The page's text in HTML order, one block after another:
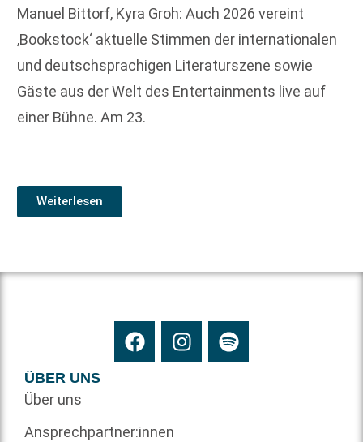
Manuel Bittorf, Kyra Groh: Auch 2026 vereint
‚Bookstock‘ aktuelle Stimmen der internationalen
und deutschsprachigen Literaturszene sowie
Gäste aus der Welt des Entertainments live auf
einer Bühne. Am 23.
Weiterlesen
ÜBER UNS
Über uns
Ansprechpartner:innen